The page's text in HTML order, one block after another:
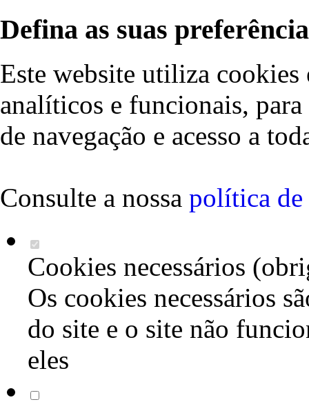
Defina as suas
Este website utiliza cookies
analíticos e funcionais,
de navegação e acesso a
Consulte a nossa política de
Cookies necessários
Os cookies necessários
do site e o site não
eles